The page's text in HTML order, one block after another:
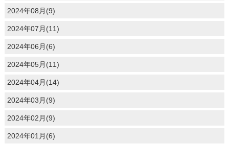
2024年08月(9)
2024年07月(11)
2024年06月(6)
2024年05月(11)
2024年04月(14)
2024年03月(9)
2024年02月(9)
2024年01月(6)